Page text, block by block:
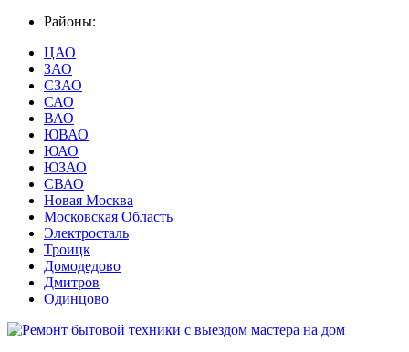
Районы:
ЦАО
ЗАО
СЗАО
САО
ВАО
ЮВАО
ЮАО
ЮЗАО
СВАО
Новая Москва
Московская Область
Электросталь
Троицк
Домодедово
Дмитров
Одинцово